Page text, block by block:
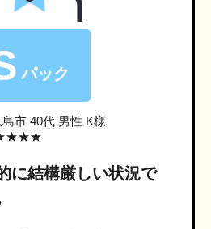
パック
島市 40代 男性 K様
★★★★
に結構厳しい状況で